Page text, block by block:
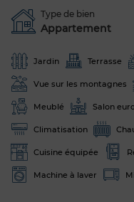
Type de bien
Appartement
Jardin Terrasse
Vue sur les montagnes
Meublé Salon
Climatisation
Cuisine équipée
Machine à laver